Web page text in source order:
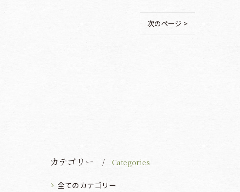
次のページ >
カテゴリー Categories
全てのカテゴリー